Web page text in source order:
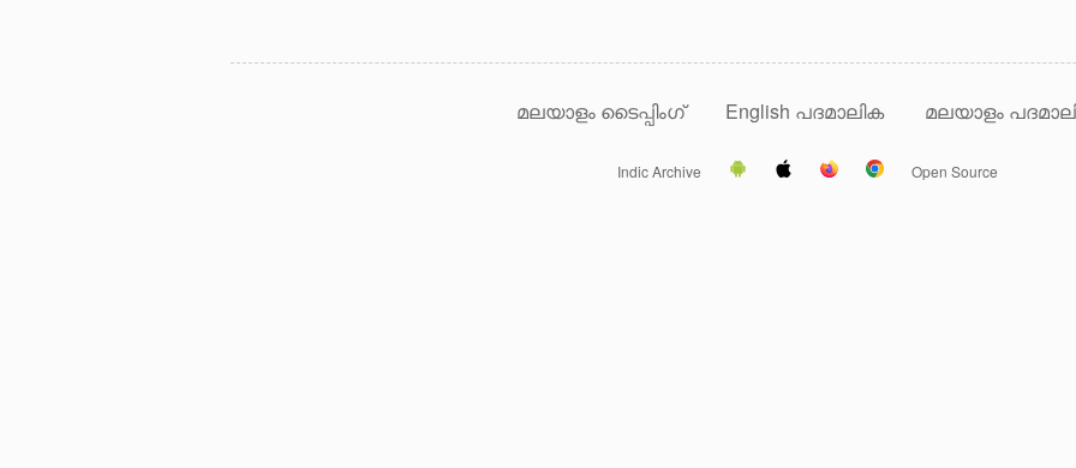
മലയാളം ടൈപ്പിംഗ് English പദമാലിക മലയാളം
Indic Archive Open Source